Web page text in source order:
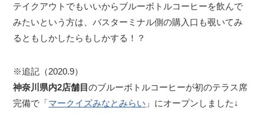
テイクアウトでもいいからブルーボトルコーヒーを飲んで
みたいという方は、バスターミナル側の購入口も覗いてみ
るともしかしたらもしかする！？
※追記（2020.9）
神奈川県内2店舗目のブルーボトルコーヒーが初のテラス席
完備で「マークイズみなとみらい 」にオープンしました↓